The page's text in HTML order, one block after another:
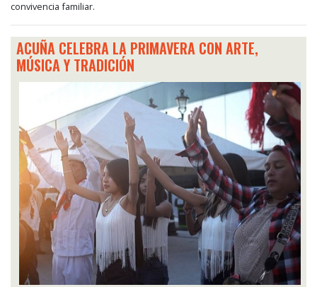
convivencia familiar.
ACUÑA CELEBRA LA PRIMAVERA CON ARTE,
MÚSICA Y TRADICIÓN